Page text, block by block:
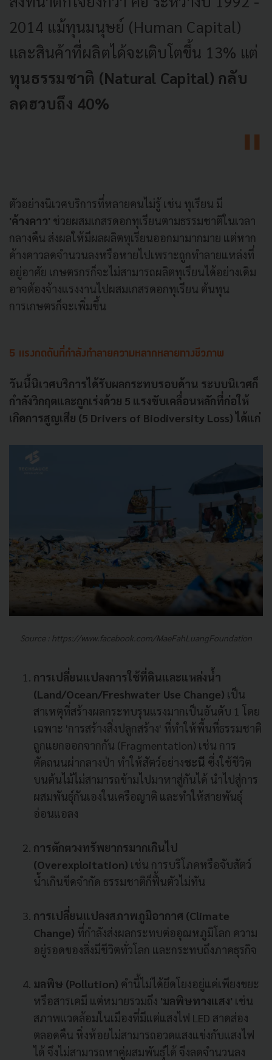
2014 แม้ทุนมนุษย์ (Human Capital)
และสินค้าที่ผลิตได้จะเติบโตขึ้น 13% แต่
ทุนธรรมชาติ (Natural Capital) กลับ
ลดฮวบถึง 40%
ตัวอย่างนิเวศบริการที่หลายคนไม่รู้ เช่น ทุเรียน มี
'ค้างคาว' ช่วยผสมเกสรดอกทุเรียนตามธรรมชาติในเวลา
กลางคืน ส่งผลให้มีผลผลิตทุเรียนออกมามากมาย แต่หาก
ค้างคาวลดจำนวนลงหรือหายไปเพราะถูกทำลายแหล่งที่
อยู่อาศัย เกษตรกรก็จะไม่สามารถผลิตทุเรียนได้อย่างเดิม
อาจต้องจ้างแรงงานไปผสมเกสรดอกทุเรียน ต้นทุน
การเกษตรก็จะเพิ่มขึ้น
5 แรงกดดันที่กำลังทำลายความหลากหลายทางชีวภาพ
วันนี้นิเวศบริการได้รับผลกระทบรอบด้าน ระบบนิเวศก็
กำลังวิกฤตและถูกเร่งด้วย 5 แรงขับเคลื่อนหลักที่ก่อให้
เกิดการสูญเสีย (5 Drivers of Biodiversity Loss) ได้แก่
Source : https://www.facebook.com/MaeFahLuangFoundation
การเปลี่ยนแปลงการใช้ที่ดินและแหล่งน้ำ
(Land/Ocean/Freshwater Use Change) เป็น
สาเหตุที่สร้างผลกระทบรุนแรงมากเป็นอันดับ 1 โดย
เฉพาะ 'การสร้างสิ่งปลูกสร้าง' ที่ทำให้พื้นที่ธรรมชาติ
ถูกแยกออกจากกัน (Fragmentation) เช่น การ
ตัดถนนผ่ากลางป่า ทำให้สัตว์อย่างชะนี ซึ่งใช้ชีวิต
บนต้นไม้ไม่สามารถข้ามไปมาหาสู่กันได้ นำไปสู่การ
ผสมพันธุ์กันเองในเครือญาติ และทำให้สายพันธุ์
อ่อนแอลง
การตักตวงทรัพยากรมากเกินไป
(Overexploitation) เช่น การบริโภคหรือจับสัตว์
น้ำเกินขีดจำกัด ธรรมชาติก็ฟื้นตัวไม่ทัน
การเปลี่ยนแปลงสภาพภูมิอากาศ (Climate
Change) ที่กำลังส่งผลกระทบต่ออุณหภูมิโลก ความ
อยู่รอดของสิ่งมีชีวิตทั่วโลก และกระทบถึงภาคธุรกิจ
มลพิษ (Pollution) คำนี้ไม่ได้ยึดโยงอยู่แค่เพียงขยะ
หรือสารเคมี แต่หมายรวมถึง 'มลพิษทางแสง' เช่น
สภาพแวดล้อมในเมืองที่มีแต่แสงไฟ LED สาดส่อง
ตลอดคืน หิ่งห้อยไม่สามารถอวดแสงแข่งกับแสงไฟ
ได้ จึงไม่สามารถหาคู่ผสมพันธุ์ได้ จึงลดจำนวนลง